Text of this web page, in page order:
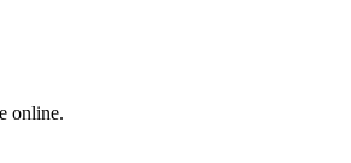
online.